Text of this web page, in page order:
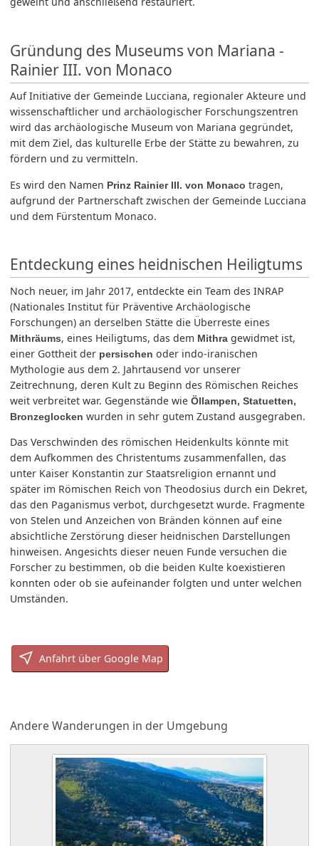
Gründung des Museums von Mariana -
Rainier III. von Monaco
Auf Initiative der Gemeinde Lucciana, regionaler Akteure und
wissenschaftlicher und archäologischer Forschungszentren
wird das archäologische Museum von Mariana gegründet,
mit dem Ziel, das kulturelle Erbe der Stätte zu bewahren, zu
fördern und zu vermitteln.
Es wird den Namen Prinz Rainier III. von Monaco tragen,
aufgrund der Partnerschaft zwischen der Gemeinde Lucciana
und dem Fürstentum Monaco.
Entdeckung eines heidnischen Heiligtums
Noch neuer, im Jahr 2017, entdeckte ein Team des INRAP
(Nationales Institut für Präventive Archäologische
Forschungen) an derselben Stätte die Überreste eines
Mithräums, eines Heiligtums, das dem Mithra gewidmet ist,
einer Gottheit der persischen oder indo-iranischen
Mythologie aus dem 2. Jahrtausend vor unserer
Zeitrechnung, deren Kult zu Beginn des Römischen Reiches
weit verbreitet war. Gegenstände wieÖllampen, Statuetten,
Bronzeglocken wurden in sehr gutem Zustand ausgegraben.
Das Verschwinden des römischen Heidenkults könnte mit
dem Aufkommen des Christentums zusammenfallen, das
unter Kaiser Konstantin zur Staatsreligion ernannt und
später im Römischen Reich von Theodosius durch ein Dekret,
das den Paganismus verbot, durchgesetzt wurde. Fragmente
von Stelen und Anzeichen von Bränden können auf eine
absichtliche Zerstörung dieser heidnischen Darstellungen
hinweisen. Angesichts dieser neuen Funde versuchen die
Forscher zu bestimmen, ob die beiden Kulte koexistieren
konnten oder ob sie aufeinander folgten und unter welchen
Umständen.
Anfahrt über Google Map
Andere Wanderungen in der Umgebung